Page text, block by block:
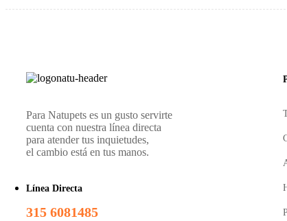
Para Natupets es un gusto servirte
cuenta con nuestra línea directa
para atender tus inquietudes,
el cambio está en tus manos.
Línea Directa
315 6081485